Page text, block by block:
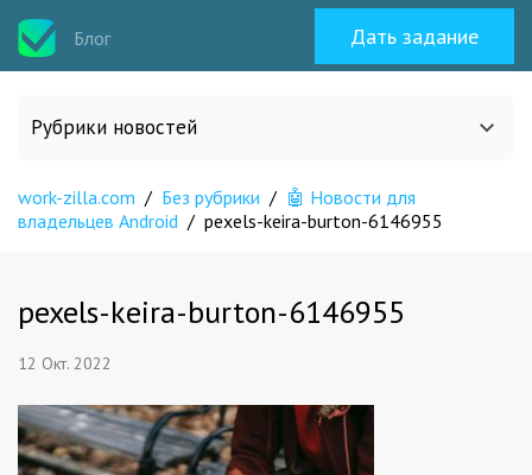
Блог Дать задание
Рубрики новостей
Все статьи
Новости сервиса
work-zilla.com / Без рубрики / 🤖 Новости для
владельцев Android / pexels-keira-burton-6146955
pexels-keira-burton-6146955
12 Окт. 2022